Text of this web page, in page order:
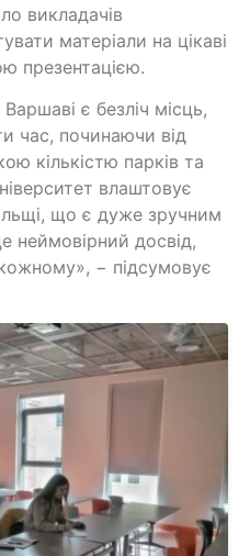
викладачів
матеріали на цікаві
презентацією.
є безліч місць,
час, починаючи від
кількістю парків та
влаштовує
що є дуже зручним
неймовірний досвід,
− підсумовує